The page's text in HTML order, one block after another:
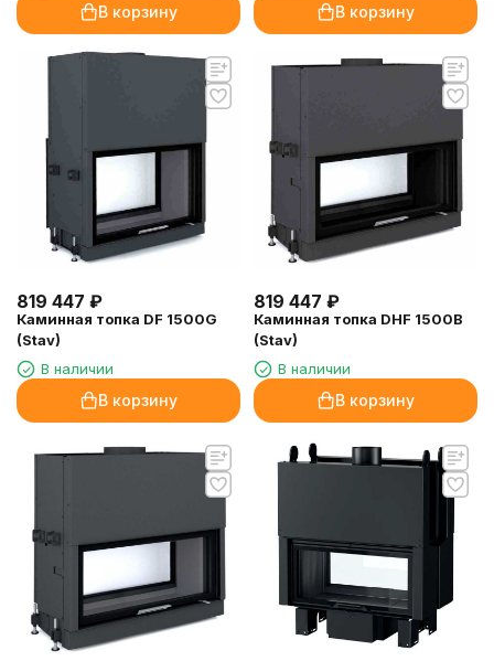
В корзину В корзину
819 447 ₽
Каминная топка DF 1500G
(Stav)
В наличии
В корзину
819 447 ₽
Каминная топка DHF 1500B
(Stav)
В наличии
В корзину